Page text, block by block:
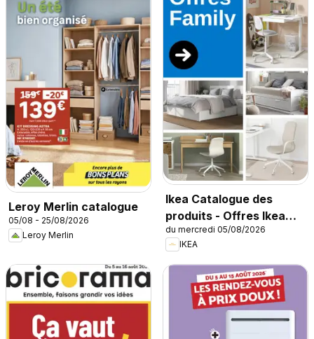
Leroy Merlin catalogue
05/08 - 25/08/2026
Leroy Merlin
Ikea Catalogue des
produits - Offres Ikea
Family
du mercredi 05/08/2026
IKEA